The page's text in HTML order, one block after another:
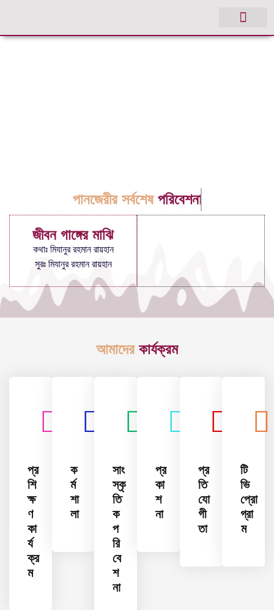
পানজেরীর সর্বশেষ পরিবেশনা
জীবন গাঙ্গের মাঝি
কথাঃ মিযানুর রহমান রায়হান
সুরঃ মিযানুর রহমান রায়হান
আমাদের কার্যক্রম
প্র
শি
ক্ষ
ণ
কা
র্য
ক্র
ম
ক
র্ম
শা
লা
সাং
স্কৃ
তি
ক
প
রি
বে
শ
না
প্র
কা
শ
না
প্র
তি
যো
গী
তা
টি
ভি
প্রো
গ্রা
ম